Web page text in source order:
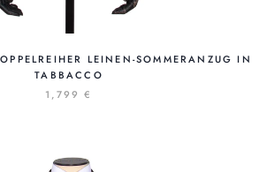
LEINEN-SOMMERANZUG IN
TABBACCO
1,799 €